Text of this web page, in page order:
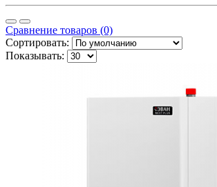
Сравнение товаров (0)
Сортировать:
Показывать: